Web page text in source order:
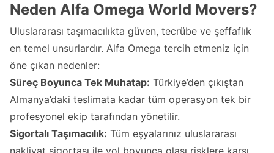
Neden Alfa Omega World Movers?
Uluslararası taşımacılıkta güven, tecrübe ve şeffaflık
en temel unsurlardır. Alfa Omega tercih etmeniz için
öne çıkan nedenler:
Süreç Boyunca Tek Muhatap: Türkiye’den çıkıştan
Almanya’daki teslimata kadar tüm operasyon tek bir
profesyonel ekip tarafından yönetilir.
Sigortalı Taşımacılık: Tüm eşyalarınız uluslararası
nakliyat sigortası ile yol boyunca olası risklere karşı